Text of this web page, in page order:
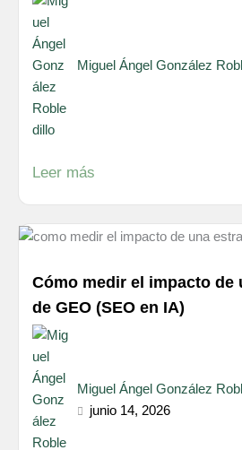
Miguel Ángel González
Leer más
Cómo medir el impacto de
de GEO (SEO en IA)
Miguel Ángel González
junio 14, 2026